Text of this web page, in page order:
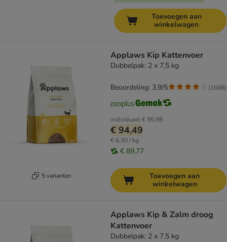
Toevoegen aan
winkelwagen
5 varianten
Applaws Kip Kattenvoer
Dubbelpak: 2 x 7,5 kg
individueel€ 95,98
€ 94,49
€ 6,30 / kg
€ 89,77
Beoordeling: 3.9/5 (1668)
Toevoegen aan
winkelwagen
Applaws Kip & Zalm droog
Kattenvoer
Dubbelpak: 2 x 7,5 kg